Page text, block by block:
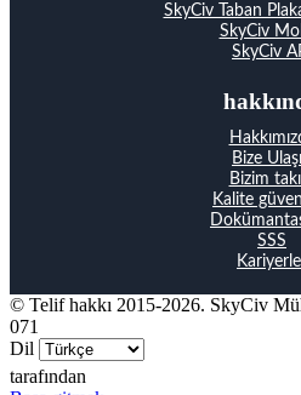
SkyCiv Taban
SkyCiv
SkyCiv
Bize
Bizim
Kalite
SSS
© Telif hakkı 2015-2026. SkyCiv
071
Dil
tarafından